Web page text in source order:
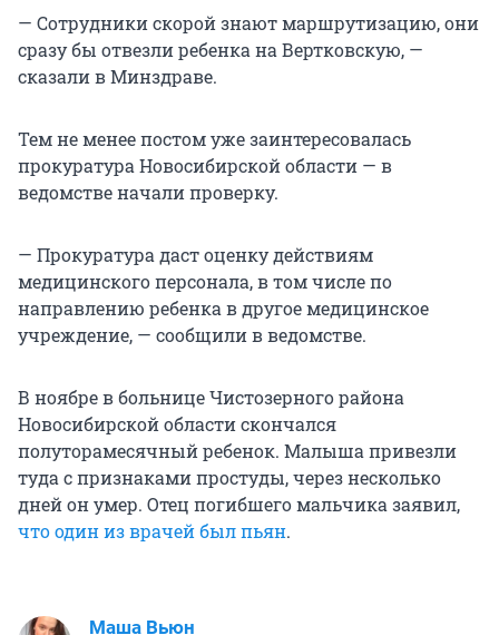
— Сотрудники скорой знают маршрутизацию, они
сразу бы отвезли ребенка на Вертковскую, —
сказали в Минздраве.
Тем не менее постом уже заинтересовалась
прокуратура Новосибирской области — в
ведомстве начали проверку.
— Прокуратура даст оценку действиям
медицинского персонала, в том числе по
направлению ребенка в другое медицинское
учреждение, — сообщили в ведомстве.
В ноябре в больнице Чистозерного района
Новосибирской области скончался
полуторамесячный ребенок. Малыша привезли
туда с признаками простуды, через несколько
дней он умер. Отец погибшего мальчика заявил,
что один из врачей был пьян.
Маша Вьюн